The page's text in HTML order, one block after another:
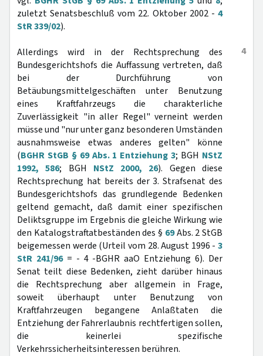
zuletzt Senatsbeschluß vom 22. Oktober 2002 - 4
StR 339/02).
4
Allerdings wird in der Rechtsprechung des
Bundesgerichtshofs die Auffassung vertreten, daß
bei der Durchführung von
Betäubungsmittelgeschäften unter Benutzung
eines Kraftfahrzeugs die charakterliche
Zuverlässigkeit "in aller Regel" verneint werden
müsse und "nur unter ganz besonderen Umständen
ausnahmsweise etwas anderes gelten" könne
(BGHR StGB § 69 Abs. 1 Entziehung 3; BGH NStZ
1992, 586; BGH NStZ 2000, 26). Gegen diese
Rechtsprechung hat bereits der 3. Strafsenat des
Bundesgerichtshofs das grundlegende Bedenken
geltend gemacht, daß damit einer spezifischen
Deliktsgruppe im Ergebnis die gleiche Wirkung wie
den Katalogstraftatbeständen des § 69Abs. 2 StGB
beigemessen werde (Urteil vom 28. August 1996 - 3
StR 241/96= - 4 -BGHR aaO Entziehung 6). Der
Senat teilt diese Bedenken, zieht darüber hinaus
die Rechtsprechung aber allgemein in Frage,
soweit überhaupt unter Benutzung von
Kraftfahrzeugen begangene Anlaßtaten die
Entziehung der Fahrerlaubnis rechtfertigen sollen,
die keinerlei spezifische
Verkehrssicherheitsinteressen berühren.